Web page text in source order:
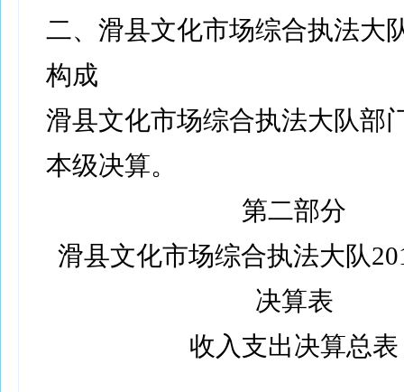
二、滑县文化市场综合执法大
构成
滑县文化市场综合执法大队部
本级决算。
第二部分
滑县文化市场综合执法大队
决算表
收入支出决算总表